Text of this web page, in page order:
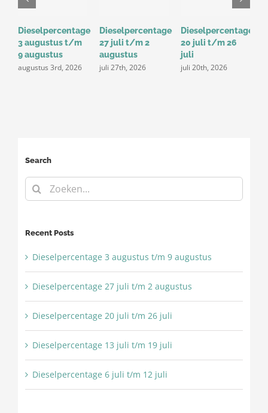
Dieselpercentage
3 augustus t/m
9 augustus
augustus 3rd, 2026
Dieselpercentage
27 juli t/m 2
augustus
juli 27th, 2026
Dieselpercentage
20 juli t/m 26
juli
juli 20th, 2026
Search
Zoeken
naar:
Recent Posts
Dieselpercentage 3 augustus t/m 9 augustus
Dieselpercentage 27 juli t/m 2 augustus
Dieselpercentage 20 juli t/m 26 juli
Dieselpercentage 13 juli t/m 19 juli
Dieselpercentage 6 juli t/m 12 juli